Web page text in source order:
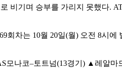
비기며 승부를 가리지 못했다.
차는 10월 20일(월) 오전 8시에
나코–토트넘(13경기) ▲레알마